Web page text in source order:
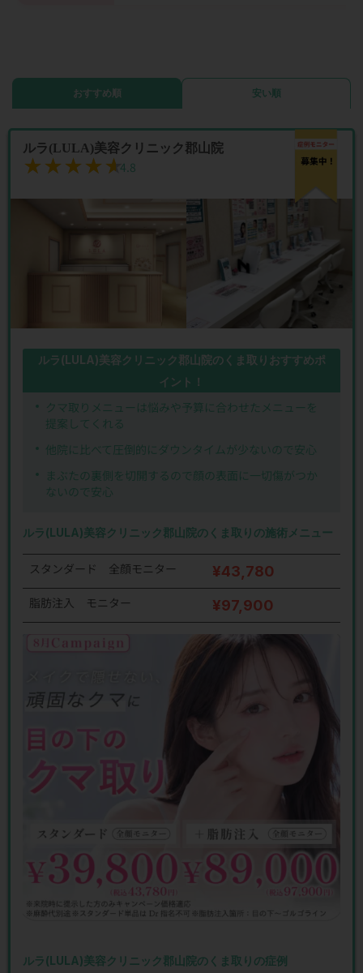
おすすめ順 安い順
ルラ(LULA)美容クリニック郡山院
★★★★★
★★★★★4.8
ルラ(LULA)美容クリニック郡山院のくま取りおすすめポ
イント！
クマ取りメニューは悩みや予算に合わせたメニューを
提案してくれる
他院に比べて圧倒的にダウンタイムが少ないので安心
まぶたの裏側を切開するので顔の表面に一切傷がつか
ないので安心
ルラ(LULA)美容クリニック郡山院のくま取りの施術メニュー
スタンダード 全顔モニター ¥43,780
脂肪注入 モニター ¥97,900
ルラ(LULA)美容クリニック郡山院のくま取りの症例